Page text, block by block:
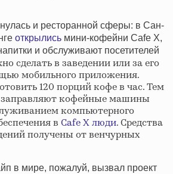
и ресторанной сферы: в Сан-
открылись мини-кофейни Cafe X,
и обслуживают посетителей
сделать в заведении или за его
мобильного приложения.
120 порций кофе в час. Тем
заправляют кофейные машины
компьютерного
в Cafe X люди. Средства
получены от венчурных
в мире, пожалуй, вызвал проект